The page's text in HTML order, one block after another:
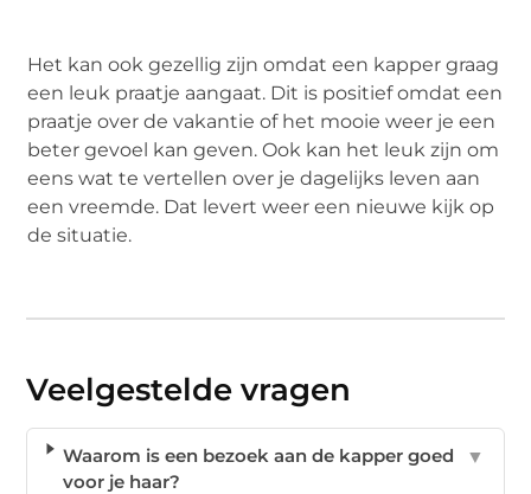
Het kan ook gezellig zijn omdat een kapper graag
een leuk praatje aangaat. Dit is positief omdat een
praatje over de vakantie of het mooie weer je een
beter gevoel kan geven. Ook kan het leuk zijn om
eens wat te vertellen over je dagelijks leven aan
een vreemde. Dat levert weer een nieuwe kijk op
de situatie.
Veelgestelde vragen
Waarom is een bezoek aan de kapper goed
voor je haar?
▼